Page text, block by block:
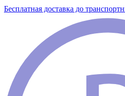
Бесплатная доставка до